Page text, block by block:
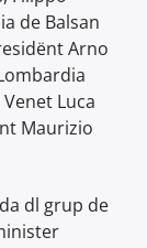
de Balsan
Arno
Luca
Maurizio
dl grup de